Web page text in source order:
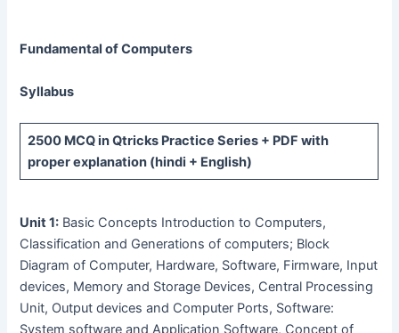
Fundamental of Computers
Syllabus
2500 MCQin Qtricks Practice Series + PDF with
proper explanation (hindi + English)
Unit 1: Basic Concepts Introduction to Computers,
Classification and Generations of computers; Block
Diagram of Computer, Hardware, Software, Firmware, Input
devices, Memory and Storage Devices, Central Processing
Unit, Output devices and Computer Ports, Software:
System software and Application Software, Concept of